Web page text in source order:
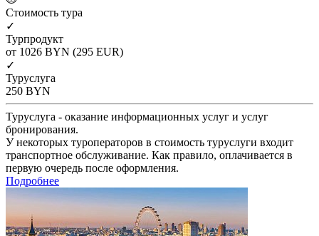
Cтоимость тура
✓
Турпродукт
от 1026 BYN (295 EUR)
✓
Туруслуга
250 BYN
Туруслуга - оказание информационных услуг и услуг
бронирования.
У некоторых туроператоров в стоимость туруслуги входит
транспортное обслуживание. Как правило, оплачивается в
первую очередь после оформления.
Подробнее